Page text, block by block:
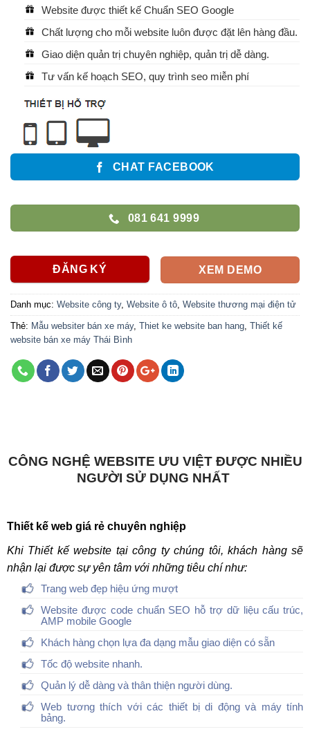
Website được thiết kế Chuẩn SEO Google
Chất lượng cho mỗi website luôn được đặt lên hàng đầu.
Giao diện quản trị chuyên nghiệp, quản trị dễ dàng.
Tư vấn kế hoạch SEO, quy trình seo miễn phí
CHAT FACEBOOK
081 641 9999
ĐĂNG KÝ XEM DEMO
Danh mục: Website công ty, Website ô tô Website thương mại điện tử
Thẻ: Mẫu websiter bán xe máy, Thiet ke website ban hang Thiết kế
website bán xe máy Thái Bình
CÔNG NGHỆ WEBSITE ƯU VIỆT ĐƯỢC NHIỀU
NGƯỜI SỬ DỤNG NHẤT
Thiết kế web giá rẻ chuyên nghiệp
Khi Thiết kế website tại công ty chúng tôi, khách hàng sẽ
nhận lại được sự yên tâm với những tiêu chí như:
Trang web đẹp hiệu ứng mượt
Website được code chuẩn SEO hỗ trợ dữ liệu cấu trúc,
AMP mobile Google
Khách hàng chọn lựa đa dạng mẫu giao diện có sẵn
Tốc độ website nhanh.
Quản lý dễ dàng và thân thiện người dùng.
Web tương thích với các thiết bị di động và máy tính
bảng.